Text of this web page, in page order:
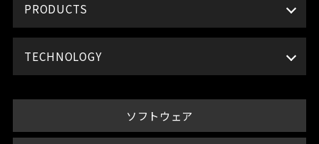
PRODUCTS
TECHNOLOGY
ソフトウェア